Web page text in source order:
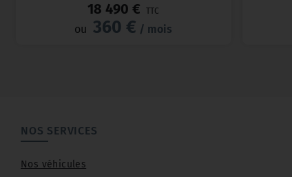
18 490 € TTC
ou 360 € / mois
NOS SERVICES
Nos véhicules